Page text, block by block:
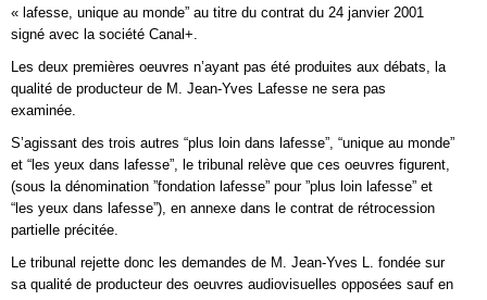
« lafesse, unique au monde” au titre du contrat du 24 janvier 2001
signé avec la société Canal+.
Les deux premières oeuvres n’ayant pas été produites aux débats, la
qualité de producteur de M. Jean-Yves Lafesse ne sera pas
examinée.
S’agissant des trois autres “plus loin dans lafesse”, “unique au monde”
et “les yeux dans lafesse”, le tribunal relève que ces oeuvres figurent,
(sous la dénomination ”fondation lafesse” pour ”plus loin lafesse” et
“les yeux dans lafesse”), en annexe dans le contrat de rétrocession
partielle précitée.
Le tribunal rejette donc les demandes de M. Jean-Yves L. fondée sur
sa qualité de producteur des oeuvres audiovisuelles opposées sauf en